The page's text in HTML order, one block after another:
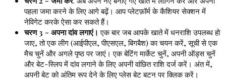
पहला जमा करने के लिए आगे बढ़ें। आप प्लेटफ़ॉर्म के कैशियर सेक्शन में
नेविगेट करके ऐसा कर सकते हैं।
चरण 3 - अपना दांव लगाएं।एक बार जब आपके खाते में धनराशि उपलब्ध हो
जाए, तो एक लीग (आईपीएल, पीएसएल, बिगबैश) का चयन करें, सूची से एक
मैच चुनें और अगले पृष्ठ पर जाएं। एक बेटिंग मार्केट चुनें, अपनी ऑड्स चुनें
और बेट-स्लिप में दांव लगाने के लिए अपनी वांछित राशि दर्ज करें। अंत में,
अपनी बेट को अंतिम रूप देने के लिए प्लेस बेट बटन पर क्लिक करें।